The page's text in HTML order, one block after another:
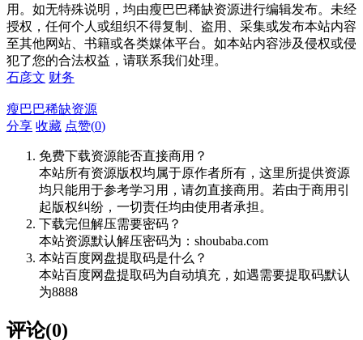
用。如无特殊说明，均由瘦巴巴稀缺资源进行编辑发布。未经
授权，任何个人或组织不得复制、盗用、采集或发布本站内容
至其他网站、书籍或各类媒体平台。如本站内容涉及侵权或侵
犯了您的合法权益，请联系我们处理。
石彦文 财务
瘦巴巴稀缺资源
分享 收藏 点赞(0)
免费下载资源能否直接商用？
本站所有资源版权均属于原作者所有，这里所提供资源
均只能用于参考学习用，请勿直接商用。若由于商用引
起版权纠纷，一切责任均由使用者承担。
下载完但解压需要密码？
本站资源默认解压密码为：shoubaba.com
本站百度网盘提取码是什么？
本站百度网盘提取码为自动填充，如遇需要提取码默认
为8888
评论(0)